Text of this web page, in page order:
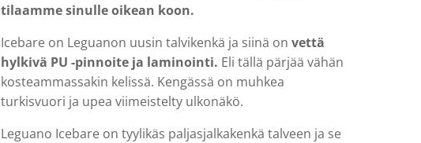
tilaamme sinulle oikean koon.
Icebare on Leguanon uusin talvikenkä ja siinä on vettä
hylkivä PU -pinnoite ja laminointi. Eli tällä pärjää vähän
kosteammassakin kelissä. Kengässä on muhkea
turkisvuori ja upea viimeistelty ulkonäkö.
Leguano Icebare on tyylikäs paljasjalkakenkä talveen ja se